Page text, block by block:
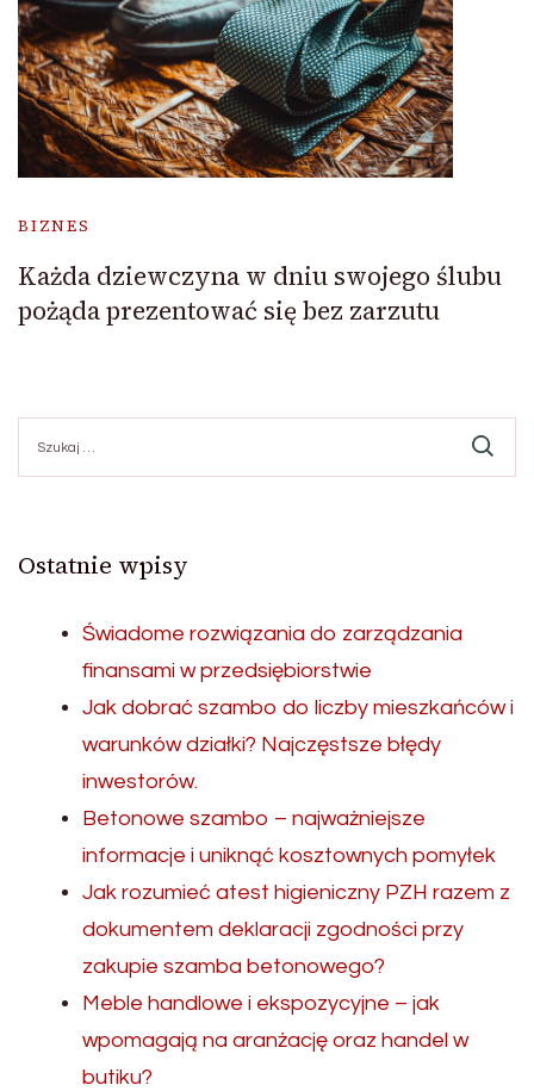
BIZNES
Każda dziewczyna w dniu swojego ślubu
pożąda prezentować się bez zarzutu
Ostatnie wpisy
Świadome rozwiązania do zarządzania
finansami w przedsiębiorstwie
Jak dobrać szambo do liczby mieszkańców i
warunków działki? Najczęstsze błędy
inwestorów.
Betonowe szambo – najważniejsze
informacje i uniknąć kosztownych pomyłek
Jak rozumieć atest higieniczny PZH razem z
dokumentem deklaracji zgodności przy
zakupie szamba betonowego?
Meble handlowe i ekspozycyjne – jak
wpomagają na aranżację oraz handel w
butiku?